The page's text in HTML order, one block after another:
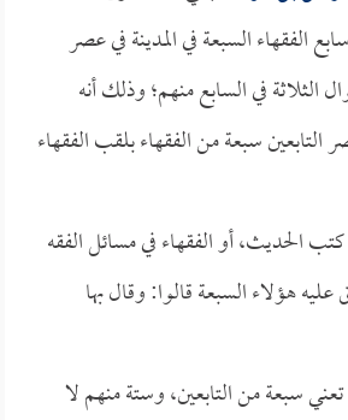
الفقهاء السبعة في المدينة في عصر
الثلاثة في السابع منهم؛ وذلك أنه
التابعين سبعة من الفقهاء بلقب الفقهاء
الحديث، أو الفقهاء في مسائل الفقه
هؤلاء السبعة قالوا: وقال بها
سبعة من التابعين، وستة منهم لا